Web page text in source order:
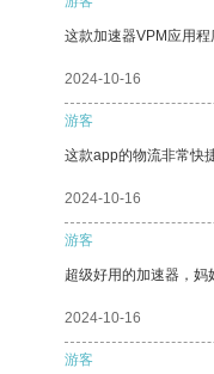
这款加速器VPM应用
2024-10-16
游客
这款app的物流非常快
2024-10-16
游客
超级好用的加速器，妈
2024-10-16
游客